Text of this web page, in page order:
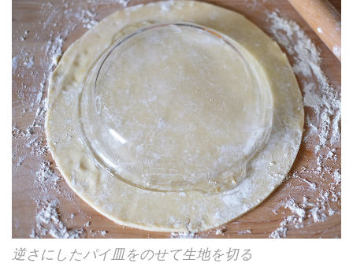
逆さにしたパイ皿をのせて生地を切る